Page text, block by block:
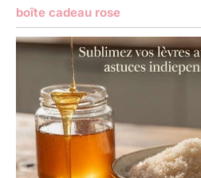
boîte cadeau rose